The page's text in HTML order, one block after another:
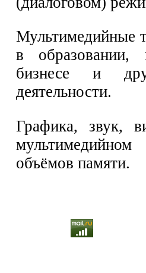
Мультимедийные
в образовании,
бизнесе и
деятельности.
Графика, звук,
объёмов памяти.